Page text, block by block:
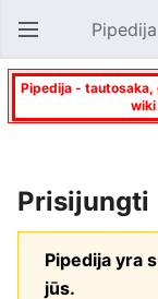
Atverti pagrindinį meniu Pipedija
Pipedija - tautosaka,
Prisijungti
Pipedija yra
jūs.